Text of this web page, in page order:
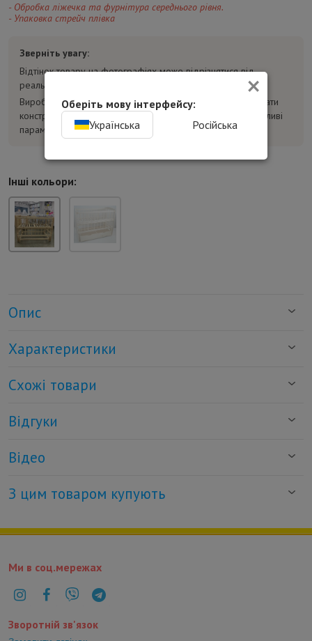
- Обробка ліжечка та фурнітура середнього рівня.
- Упаковка стрейч плівка
Зверніть увагу:
Відтінок товару на фотографіях може відрізнятися від
реального.
Виробник може без попереднього повідомлення змінювати
конструкцію, комплектацію та характеристики товару. Важливі
параметри уточнюйте у консультанта перед покупкою.
Інші кольори:
Опис
Характеристики
Схожі товари
Відгуки
Відео
З цим товаром купують
Ми в соц.мережах
Зворотній зв'язок
×
Оберіть мову інтерфейсу:
Українська
Російська